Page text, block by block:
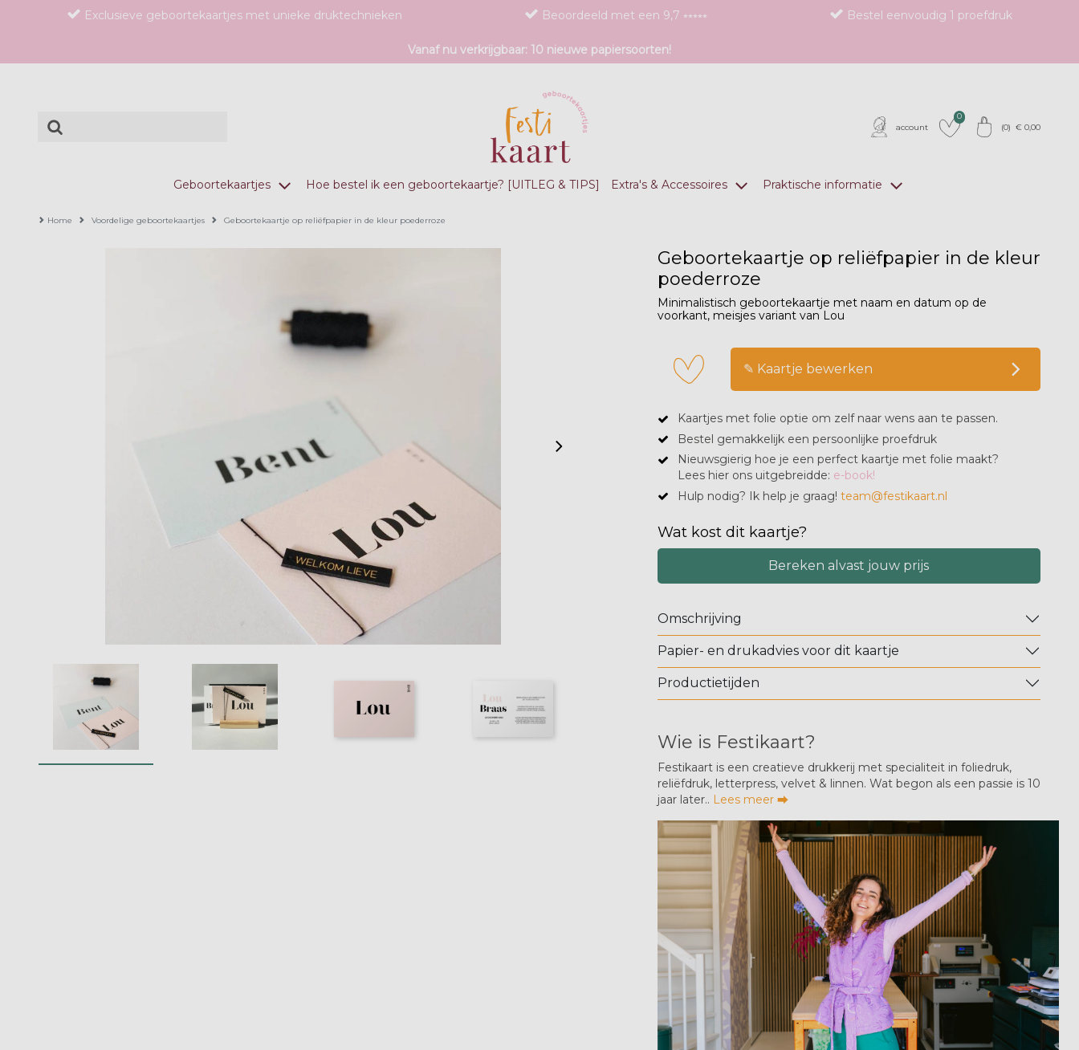
Exclusieve geboortekaartjes met unieke druktechnieken Beoordeeld met een 9,7 ⭒⭒⭒⭒⭒ Bestel eenvoudig 1 proefdruk
Vanaf nu verkrijgbaar: 10 nieuwe papiersoorten!
account
0
(0) € 0,00
Geboortekaartjes Hoe bestel ik een geboortekaartje? [UITLEG & TIPS] Extra's & Accessoires Praktische informatie
Home Voordelige geboortekaartjes Geboortekaartje op reliëfpapier in de kleur poederroze
Geboortekaartje op reliëfpapier in de kleur
poederroze
Minimalistisch geboortekaartje met naam en datum op de
voorkant, meisjes variant van Lou
zet op verlanglijstje
✎ Kaartje bewerken
Kaartjes met folie optie om zelf naar wens aan te passen.
Bestel gemakkelijk een persoonlijke proefdruk
Nieuwsgierig hoe je een perfect kaartje met folie maakt?
Lees hier ons uitgebreidde: e-book!
Hulp nodig? Ik help je graag! team@festikaart.nl
Wat kost dit kaartje?
Bereken alvast jouw prijs
Omschrijving
Papier- en drukadvies voor dit kaartje
Productietijden
Wie is Festikaart?
Festikaart is een creatieve drukkerij met specialiteit in foliedruk,
reliëfdruk, letterpress, velvet & linnen. Wat begon als een passie is 10
jaar later.. Lees meer ⮕